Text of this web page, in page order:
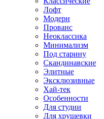
Лофт
Модерн
Прованс
Неоклассика
Минимализм
Под старину
Скандинавские
Элитные
Эксклюзивные
Хай-тек
Особенности
Для студии
Для хрущевки